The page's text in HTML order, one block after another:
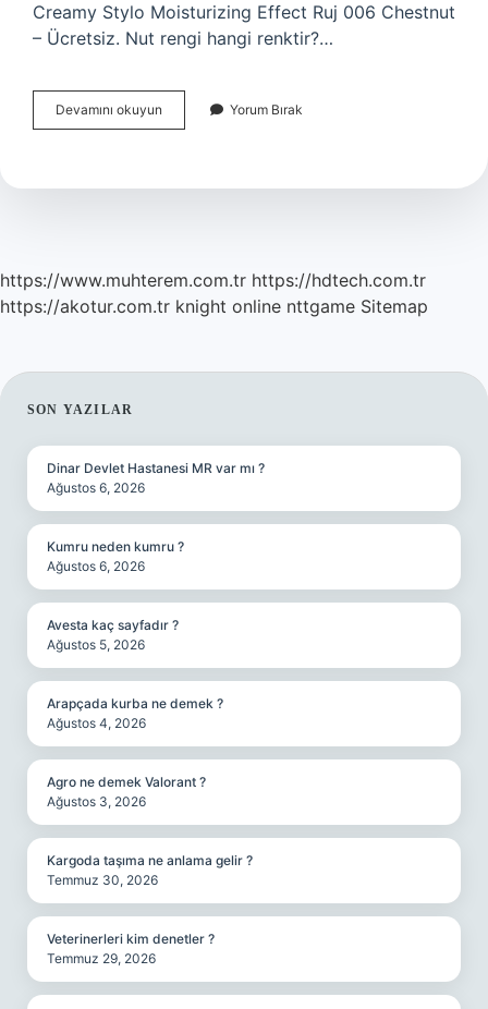
Creamy Stylo Moisturizing Effect Ruj 006 Chestnut
– Ücretsiz. Nut rengi hangi renktir?…
Devamını okuyun Chestnut
Ne
Yorum Bırak
https://www.muhterem.com.tr https://hdtech.com.tr
https://akotur.com.tr knight online nttgame Sitemap
SIDEBAR
SON YAZILAR
Dinar Devlet Hastanesi MR var mı ?
Ağustos 6, 2026
Kumru neden kumru ?
Ağustos 6, 2026
Avesta kaç sayfadır ?
Ağustos 5, 2026
Arapçada kurba ne demek ?
Ağustos 4, 2026
Agro ne demek Valorant ?
Ağustos 3, 2026
Kargoda taşıma ne anlama gelir ?
Temmuz 30, 2026
Veterinerleri kim denetler ?
Temmuz 29, 2026